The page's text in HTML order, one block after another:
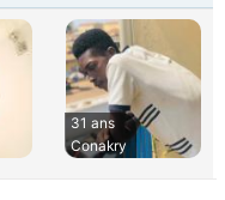
31 ans
Conakry